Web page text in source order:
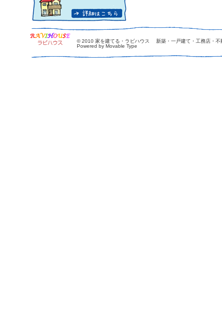
© 2010 家を建てる・ラビハウス 新築・一戸建て・工務店・不
Powered by Movable Type